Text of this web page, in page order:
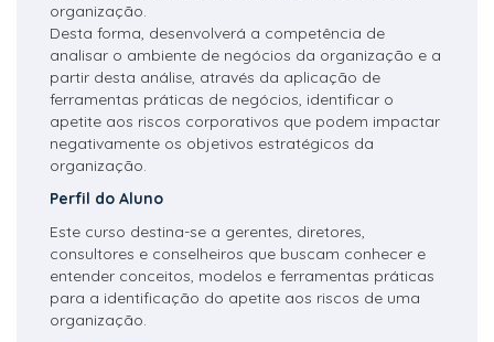
organização.
Desta forma, desenvolverá a competência de
analisar o ambiente de negócios da organização e a
partir desta análise, através da aplicação de
ferramentas práticas de negócios, identificar o
apetite aos riscos corporativos que podem impactar
negativamente os objetivos estratégicos da
organização.
Perfil do Aluno
Este curso destina-se a gerentes, diretores,
consultores e conselheiros que buscam conhecer e
entender conceitos, modelos e ferramentas práticas
para a identificação do apetite aos riscos de uma
organização.